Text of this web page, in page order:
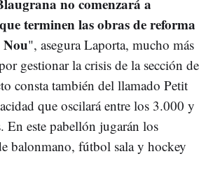
no comenzará a
terminen las obras de reforma
", asegura Laporta, mucho más
gestionar la crisis de la sección de
consta también del llamado Petit
que oscilará entre los 3.000 y
En este pabellón jugarán los
balonmano, fútbol sala y hockey